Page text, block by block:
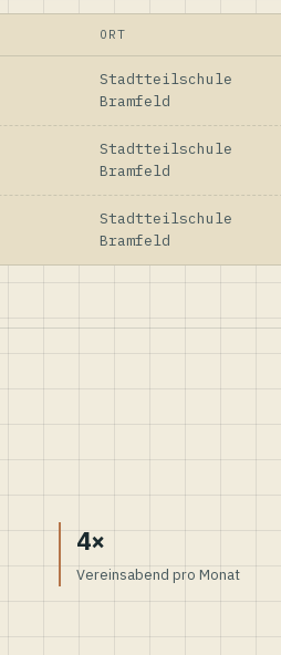
ORT
Stadtteilschule
Bramfeld
Stadtteilschule
Bramfeld
Stadtteilschule
Bramfeld
4×
Vereinsabend pro Monat